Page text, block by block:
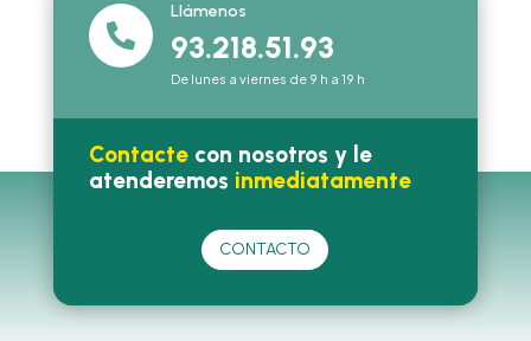

Llámenos
93.218.51.93
De lunes a viernes de 9 h a 19 h
Contactecon nosotros y le
atenderemos inmediatamente
CONTACTO